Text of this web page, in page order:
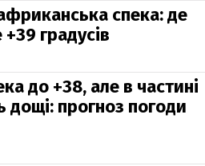
спека: де
градусів
до +38, але в частині
дощі: прогноз погоди